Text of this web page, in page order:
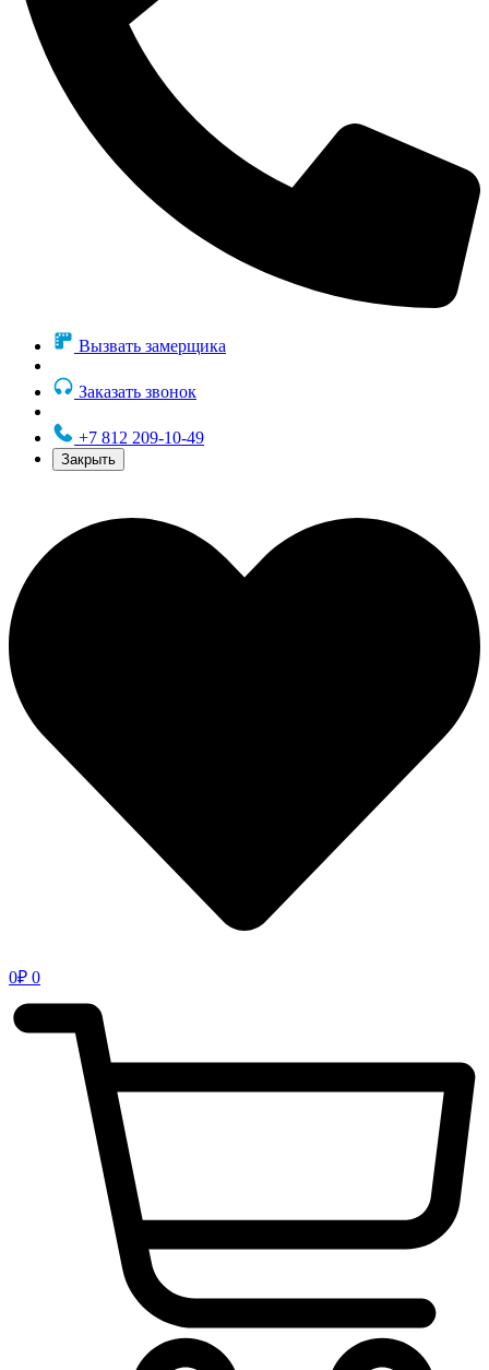
Вызвать замерщика
Заказать звонок
+7 812 209-10-49
Закрыть
0₽ 0